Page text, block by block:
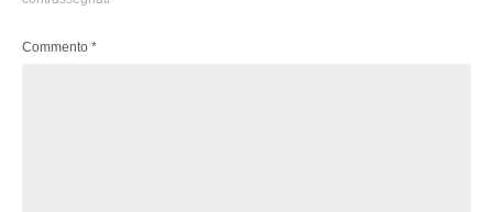
Commento *